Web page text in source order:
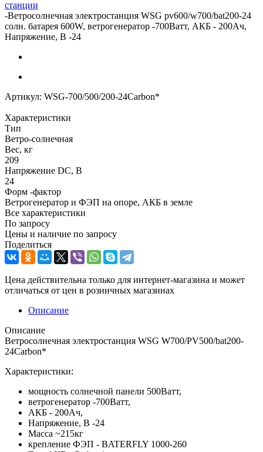
станции
-Ветросолнечная электростанция WSG pv600/w700/bat200-24
солн. батарея 600W, ветрогенератор -700Ватт, АКБ - 200Ач,
Напряжение, В -24
Артикул: WSG-700/500/200-24Carbon*
Характеристики
Тип
Ветро-солнечная
Вес, кг
209
Напряжение DC, В
24
Форм -фактор
Ветрогенератор и ФЭП на опоре, АКБ в земле
Все характеристики
По запросу
Цены и наличие по запросу
Поделиться
Цена действительна только для интернет-магазина и может
отличаться от цен в розничных магазинах
Описание
Описание
Ветросолнечная электростанция WSG W700/PV500/bat200-
24Carbon*
Характеристики:
мощность солнечной панели 500Ватт,
ветрогенератор -700Ватт,
АКБ - 200Ач,
Напряжение, В -24
Масса ~215кг
крепление ФЭП - BATERFLY 1000-260